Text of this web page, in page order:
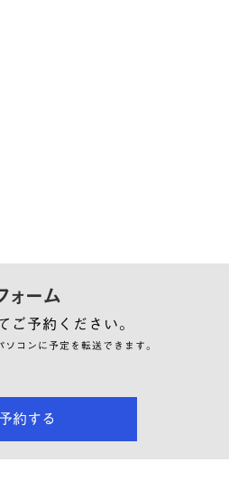
ォーム
ご予約ください。
コンに予定を転送できます。
予約する